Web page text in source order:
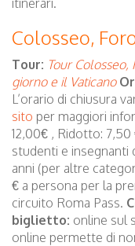
itinerari.
Colosseo,
Tour: Tour Colosseo,
giorno e il Vaticano
L’orario di chiusura
sito per maggiori
12,00€ , Ridotto: 7,50
studenti e insegnanti
anni (per altre
€ a persona per la
circuito Roma Pass.
biglietto: online sul
online permette di